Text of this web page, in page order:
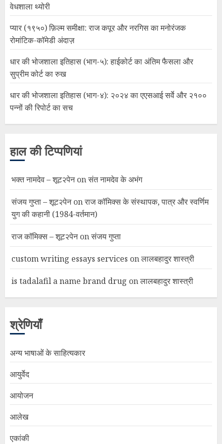
वेधशाला थ्योरी
प्यार (१९५०) फ़िल्म समीक्षा: राज कपूर और नरगिस का मनोरंजक
रोमांटिक-कॉमेडी अंदाज़
धार की भोजशाला इतिहास (भाग-५): हाईकोर्ट का अंतिम फैसला और
सुप्रीम कोर्ट का रुख
धार की भोजशाला इतिहास (भाग-४): २०२४ का एएसआई सर्वे और २१००
पन्नों की रिपोर्ट का सच
हाल की टिप्पणियां
भक्त नामदेव – शूट२पेनonसंत नामदेव के अभंग
संजय गुप्ता – शूट२पेनonराज कॉमिक्स के संस्थापक, पात्र और स्वर्णिम
युग की कहानी (1984-वर्तमान)
राज कॉमिक्स – शूट२पेनonसंजय गुप्ता
custom writing essays services onलालबहादुर शास्त्री
is tadalafil a name brand drug onलालबहादुर शास्त्री
श्रेणियाँ
अन्य भाषाओं के साहित्यकार
आयुर्वेद
आयोजन
आलेख
एकांकी